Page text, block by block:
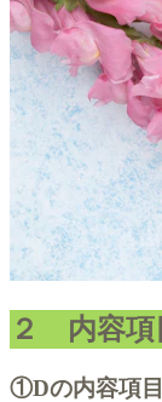
２ 内容項
①Dの内容項